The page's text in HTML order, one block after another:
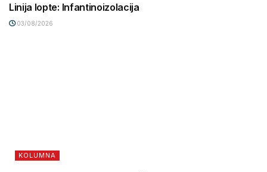
Linija lopte: Infantinoizolacija
03/08/2026
KOLUMNA